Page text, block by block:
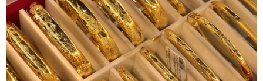
giới trị giá 2,2 tỷ euro
30/11/2022 00:00
Lực lượng chức năng xác định khoảng 9.000 công ty
đã tham gia vào kế hoạch này, trong đó nhiều công ty